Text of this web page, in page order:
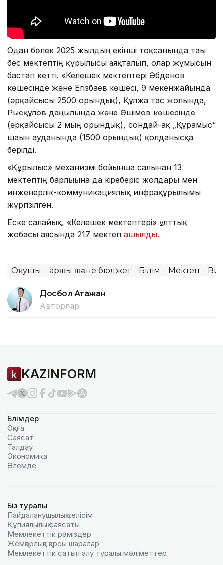
Одан бөлек 2025 жылдың екінші тоқсанында тағы
бес мектептің құрылысы аяқталып, олар жұмысын
бастап кетті. «Келешек мектептері Әбденов
көшесінде және Егізбаев көшесі, 9 мекенжайында
(әрқайсысы 2500 орындық), Құлжа тас жолында,
Рысқұлов даңғылында және Әшімов көшесінде
(әрқайсысы 2 мың орындық), сондай-ақ „Құрамыс“
шағын ауданында (1500 орындық) қолданысқа
берілді.
«Құрылыс» механизмі бойынша салынған 13
мектептің барлығына да кіреберіс жолдары мен
инженерлік-коммуникациялық инфрақұрылымы
жүргізілген.
Еске салайық, «Келешек мектептері» ұлттық
жобасы аясында 217 мектеп ашылды.
Оқушы Қаржы және бюджет Білім Мектеп
Досбол Атажан
Авторлар
KAZINFORM
Бөлімдер
Оқиға
Саясат
Талдау
Экономика
Әлемде
Біз туралы
Пайдаланушылық келiciм
Құпиялылық саясаты
Мемлекеттік рәміздер
Жемқорлыққа қарсы шаралар
Мемлекеттік сатып алу туралы мәлiметтер